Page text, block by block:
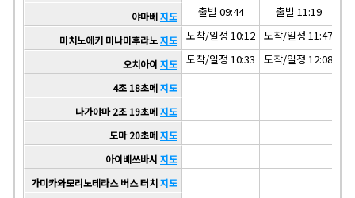
야마베지도 출발 09:44 출발 11:19
미치노에키 미나미후라노지도 도착/일정 10:12 도착/일정 11:47
오치아이 지도 도착/일정 10:33 도착/일정 12:08
4조 18초메지도
나가야마 2조 19초메지도
도마 20초메지도
아이베쓰바시 지도
가미카와모리노테라스 버스 터치지도